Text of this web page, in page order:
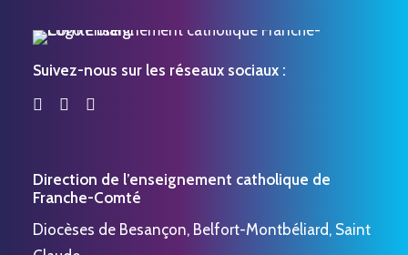
Suivez-nous sur les réseaux sociaux :
Direction de l’enseignement catholique de
Franche-Comté
Diocèses de Besançon, Belfort-Montbéliard, Saint